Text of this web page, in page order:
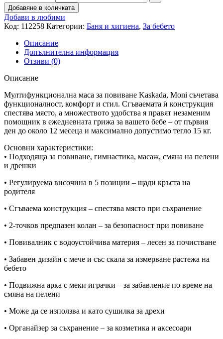
Добавяне в количката
Добави в любими
Код: 112258 Категории: Баня и хигиена, За бебето
Описание
Допълнителна информация
Отзиви (0)
Описание
Мултифункционална маса за повиване Kaskada, Moni съчетава
функционалност, комфорт и стил. Сгъваемата ѝ конструкция
спестява място, а множеството удобства я правят незаменим
помощник в ежедневната грижа за вашето бебе – от първия
ден до около 12 месеца и максимално допустимо тегло 15 кг.
Основни характеристики:
• Подходяща за повиване, гимнастика, масаж, смяна на пелени
и дрешки
• Регулируема височина в 5 позиции – щади кръста на
родителя
• Сгъваема конструкция – спестява място при съхранение
• 2-точков предпазен колан – за безопасност при повиване
• Повивалник с водоустойчива материя – лесен за почистване
• Забавен дизайн с мече и със скала за измерване растежа на
бебето
• Подвижна арка с меки играчки – за забавление по време на
смяна на пелени
• Може да се използва и като сушилка за дрехи
• Органайзер за съхранение – за козметика и аксесоари